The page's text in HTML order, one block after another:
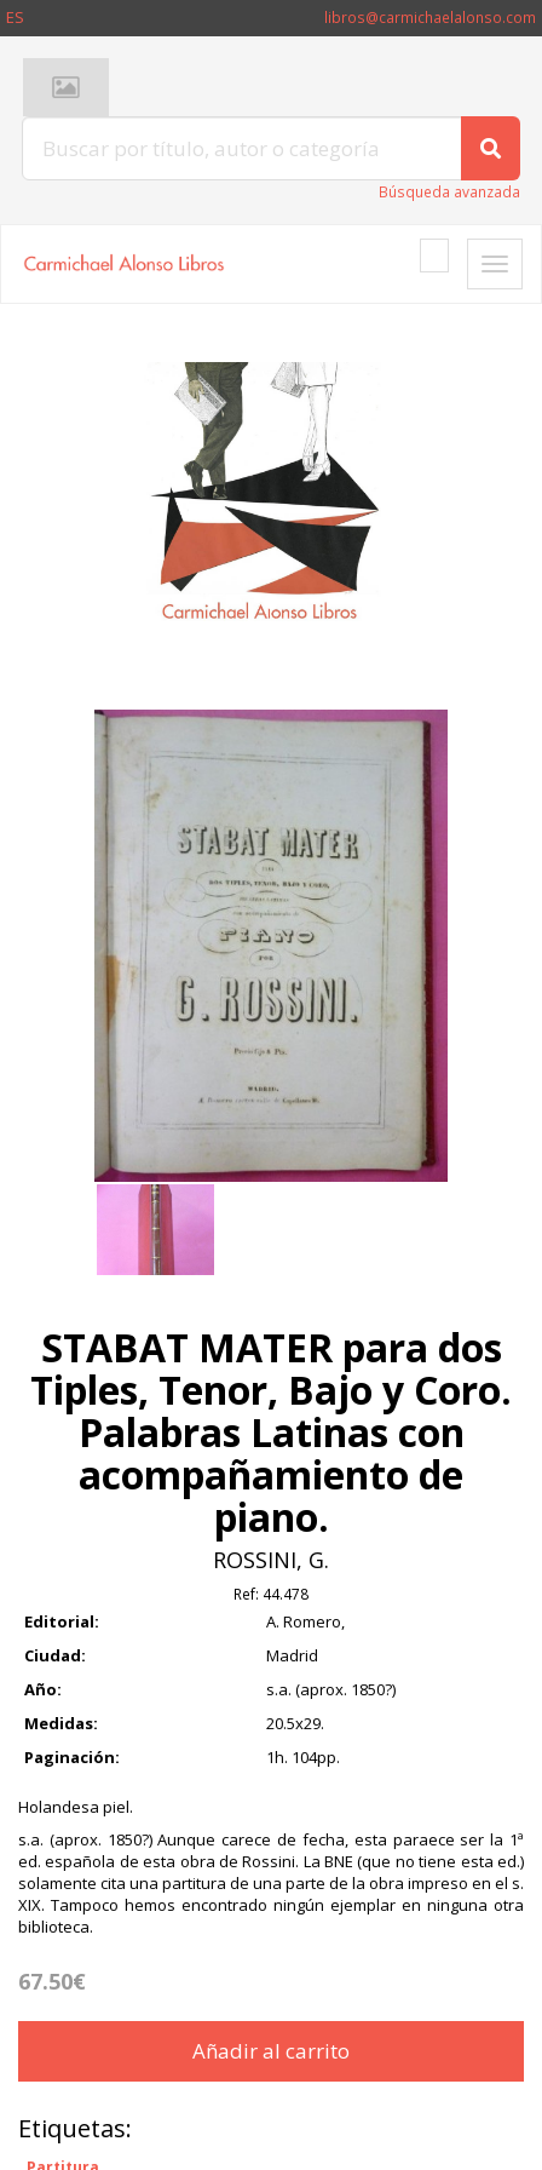
ES libros@carmichaelalonso.com
Búsqueda avanzada
Toggle
STABAT MATER para dos
Tiples, Tenor, Bajo y Coro.
Palabras Latinas con
acompañamiento de
piano.
ROSSINI, G.
Ref: 44.478
Editorial:
A. Romero,
Ciudad:
Madrid
Año:
s.a. (aprox. 1850?)
Medidas:
20.5x29.
Paginación:
1h. 104pp.
Holandesa piel.
s.a. (aprox. 1850?) Aunque carece de fecha, esta paraece ser la 1ª
ed. española de esta obra de Rossini. La BNE (que no tiene esta ed.)
solamente cita una partitura de una parte de la obra impreso en el s.
XIX. Tampoco hemos encontrado ningún ejemplar en ninguna otra
biblioteca.
67.50€
Añadir al carrito
Etiquetas: